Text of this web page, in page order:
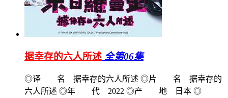
据幸存的六人所述 全第06集
◎译 名 据幸存的六人所述 ◎片 名 据幸存的
六人所述 ◎年 代 2022 ◎产 地 日本 ◎